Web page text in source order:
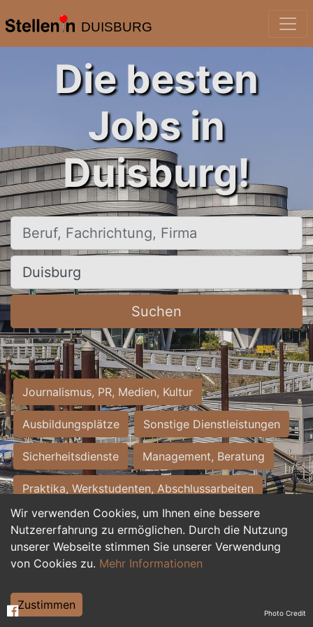
DUISBURG
Wir verwenden Cookies, um Ihnen eine bessere
Nutzererfahrung zu ermöglichen. Durch die Nutzung
unserer Webseite stimmen Sie unserer Verwendung
von Cookies zu. Mehr Informationen
Zustimmen
Die besten
Jobs in
Duisburg!
Beruf, Fachrichtung, Firma
Ort, Stadt
Suchen
Journalismus, PR, Medien, Kultur
Ausbildungsplätze Sonstige Dienstleistungen
Sicherheitsdienste Management, Beratung
Praktika, Werkstudenten, Abschlussarbeiten
Personalwesen Assistenz, Sekretariat
Hilfskräfte, Aushilfs- und Nebenjobs
Weiterbildung, Studium, duale Ausbildung Photo Credit